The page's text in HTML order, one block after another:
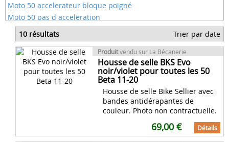
Moto 50 accelerateur bloque poigné
Moto 50 pas d acceleration
Moto 50 qui fume beaucoup
Moto 50 sans carte grise
Moto yamaha 50 pas cher
Trop d'essence arrive moto 50
10 résultats Trier par date
Produitvendu sur La Bécanerie
Housse de selle BKS Evo
noir/violet pour toutes les 50
Beta 11-20
Housse de selle Bike Sellier avec
bandes antidérapantes de
couleur. Photo non contractuelle.
69,00 € Détails